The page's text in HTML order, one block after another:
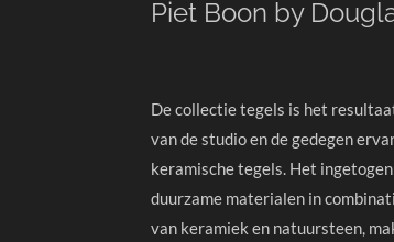
Piet Boon by
De collectie tegels is het
van de studio en de gedegen
keramische tegels. Het
duurzame materialen in
van keramiek en natuursteen,